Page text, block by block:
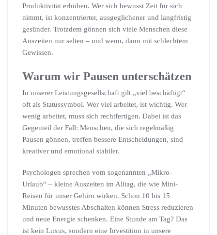
Produktivität erhöhen. Wer sich bewusst Zeit für sich
nimmt, ist konzentrierter, ausgeglichener und langfristig
gesünder. Trotzdem gönnen sich viele Menschen diese
Auszeiten nur selten – und wenn, dann mit schlechtem
Gewissen.
Warum wir Pausen unterschätzen
In unserer Leistungsgesellschaft gilt „viel beschäftigt“
oft als Statussymbol. Wer viel arbeitet, ist wichtig. Wer
wenig arbeitet, muss sich rechtfertigen. Dabei ist das
Gegenteil der Fall: Menschen, die sich regelmäßig
Pausen gönnen, treffen bessere Entscheidungen, sind
kreativer und emotional stabiler.
Psychologen sprechen vom sogenannten „Mikro-
Urlaub“ – kleine Auszeiten im Alltag, die wie Mini-
Reisen für unser Gehirn wirken. Schon 10 bis 15
Minuten bewusstes Abschalten können Stress reduzieren
und neue Energie schenken. Eine Stunde am Tag? Das
ist kein Luxus, sondern eine Investition in unsere